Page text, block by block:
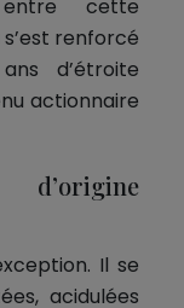
cette
renforcé
d’étroite
actionnaire
Il se
acidulées